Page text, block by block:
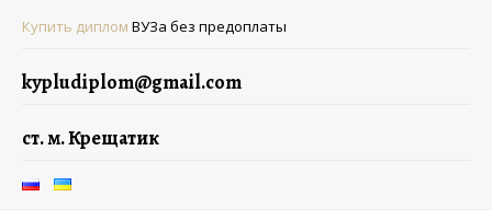
Купить диплом ВУЗа без предоплаты
kypludiplom@gmail.com
ст. м. Крещатик